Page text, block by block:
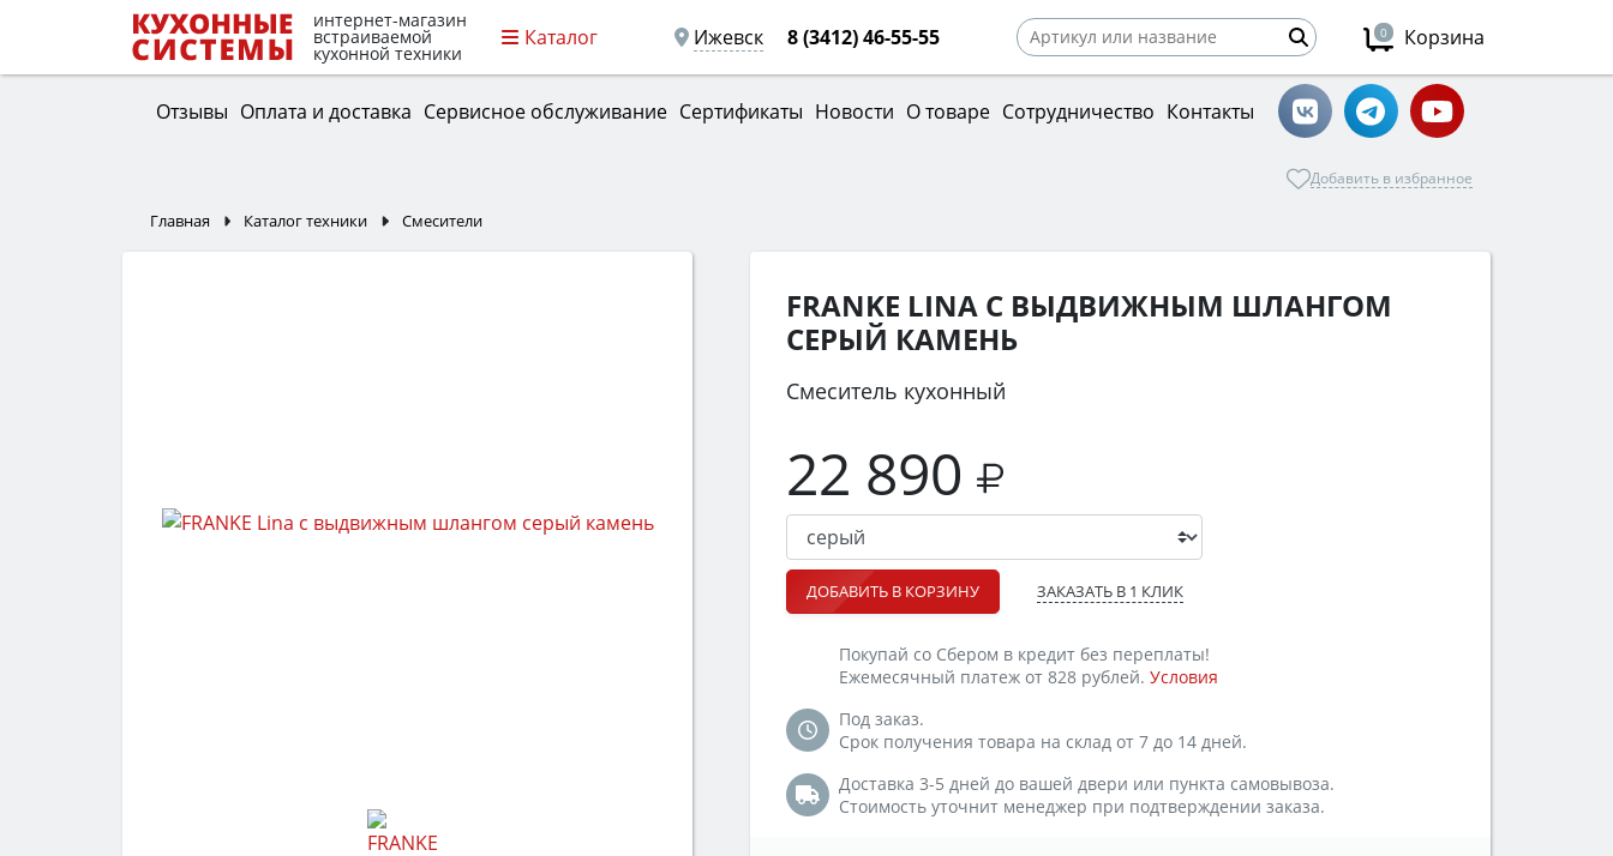
интернет-магазин
встраиваемой
кухонной техники
Каталог Ижевск 8 (3412) 46-55-55 0 Корзина
Отзывы Оплата и доставка Сервисное обслуживание Сертификаты Новости О товаре Сотрудничество Контакты
Добавить в избранное
Главная Каталог техники Смесители
FRANKE LINA С ВЫДВИЖНЫМ ШЛАНГОМ
СЕРЫЙ КАМЕНЬ
Смеситель кухонный
22 890
ДОБАВИТЬ В КОРЗИНУ ЗАКАЗАТЬ В 1 КЛИК
Покупай со Сбером в кредит без переплаты!
Ежемесячный платеж от 828 рублей. Условия
Под заказ.
Срок получения товара на склад от 7 до 14 дней.
Доставка 3-5 дней до вашей двери или пункта самовывоза.
Стоимость уточнит менеджер при подтверждении заказа.